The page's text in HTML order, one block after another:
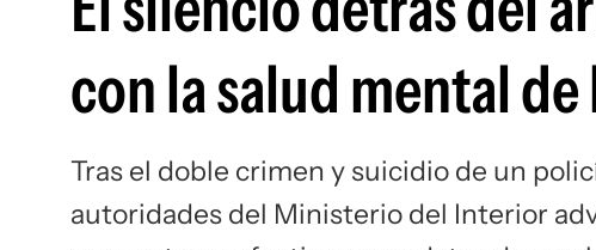
con la salud mental
Tras el doble crimen y suicidio de un
autoridades del Ministerio del Interior